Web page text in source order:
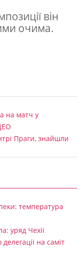
він
очима.
на матч у
Праги, знайшли
температура
уряд Чехії
на саміт